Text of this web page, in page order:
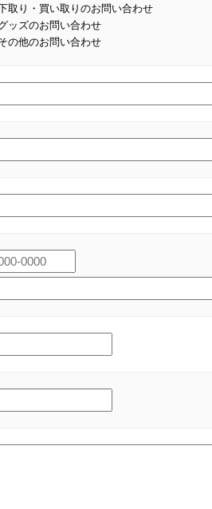
取り・買い取りのお問い合わせ
ッズのお問い合わせ
の他のお問い合わせ